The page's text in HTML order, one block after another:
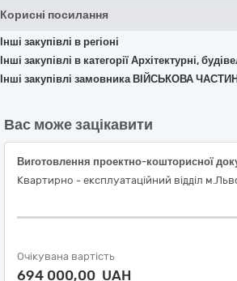
Корисні посилання
Інші закупівлі в регіоні
Інші закупівлі в категорії Архітектурні,
Інші закупівлі замовника ВІЙСЬКОВА
Вас може зацікавити
Квартирно - експлуатаційний відділ
Очікувана вартість
694 000,00 UAH